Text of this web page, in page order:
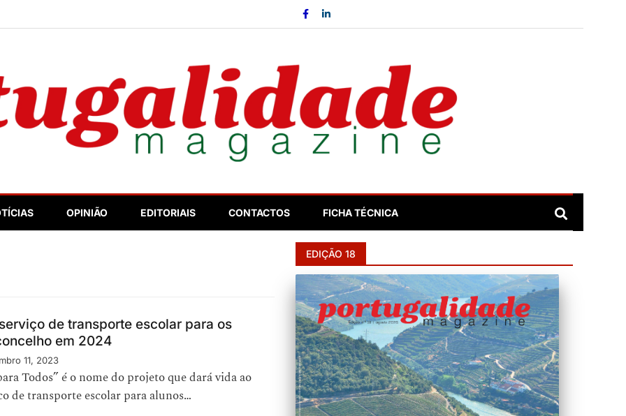
OPINIÃO EDITORIAIS CONTACTOS FICHA TÉCNICA
de transporte escolar para os
em 2024
11, 2023
Todos” é o nome do projeto que dará vida ao
de transporte escolar para alunos…
EDIÇÃO 18